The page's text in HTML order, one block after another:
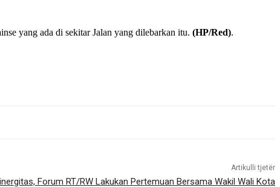
yang ada di sekitar Jalan yang dilebarkan itu. (HP/Red).
Artikulli tjetër
Forum RT/RW Lakukan Pertemuan Bersama Wakil Wali Kota